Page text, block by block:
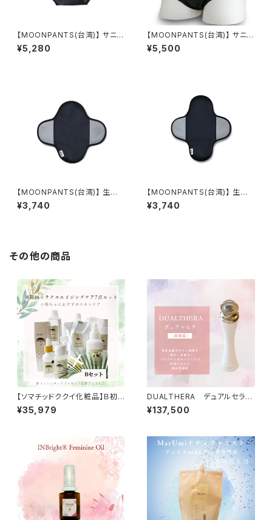
【MOONPANTS(台湾)】 サニタ
リーショーツ ムーンパンツデイ
タイムブラックレース（クロッチ
¥5,280
【MOONPANTS(台湾)】 サニタ
リーショーツ ムーンパンツ ヘ
ビー&ナイト
¥5,500
【MOONPANTS(台湾)】 生理
用ナプキン ムーンパッドブラッ
ク S
¥3,740
【MOONPANTS(台湾)】 生理
用ナプキン ムーンパッドブラッ
ク M
¥3,740
その他の商品
【ソマチッドククイ化粧品】Ｂ初
回ミラクルエイジングケア7点セ
ット〜小梅ちゃんおすすめスキン
¥35,979
DUALTHERA デュアルセラ
（美顔器）
¥137,500